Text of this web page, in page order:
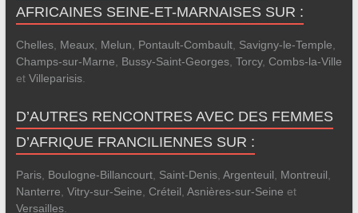
AFRICAINES SEINE-ET-MARNAISES SUR :
Chelles, Meaux, Melun, Pontault-Combault, Savigny-le-Temple,
Champs-sur-Marne, Bussy-Saint-Georges, Torcy, Combs-la-Ville
et Villeparisis.
D’AUTRES RENCONTRES AVEC DES FEMMES
D’AFRIQUE FRANCILIENNES SUR :
Paris, Boulogne-Billancourt, Saint-Denis, Argenteuil, Montreuil,
Nanterre, Vitry-sur-Seine, Créteil, Asnières-sur-Seine et
Versailles.